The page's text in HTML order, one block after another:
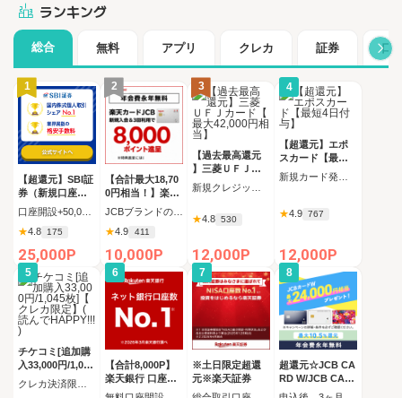
ランキング
総合 無料 アプリ クレカ 証券 口
1
【超還元】SBI証
券（新規口座開
設+50,000円以上
入金）
★4.8 175
25,000P
2
【合計最大18,70
0円相当！】楽天
カード【JCBキ
ャンペーン実施
中】
★4.9 411
10,000P
3
【過去最高還元
】三菱ＵＦＪカ
ード【最大42,00
0円相当】
★4.8 530
12,000P
4
【超還元】エポ
スカード【最短4
日付与】
★4.9 767
12,000P
5
チケコミ[追加購
入33,000円/1,045
枚]【クレカ限定
】(読んでHAPPY
6
【合計8,000P】
楽天銀行 口座開
設
7
※土日限定超還
元※楽天証券
8
超還元☆JCB CA
RD W/JCB CAR
D W plus L(39歳